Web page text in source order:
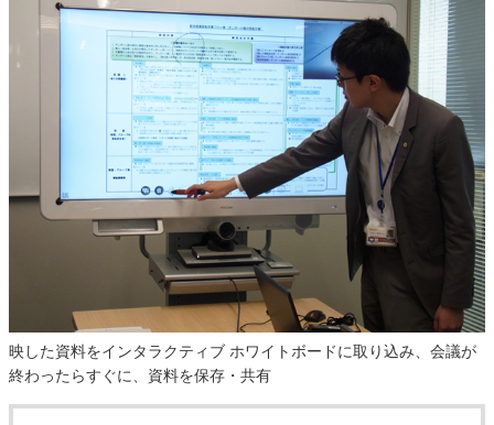
映した資料をインタラクティブ ホワイトボードに取り込み、会議が
終わったらすぐに、資料を保存・共有